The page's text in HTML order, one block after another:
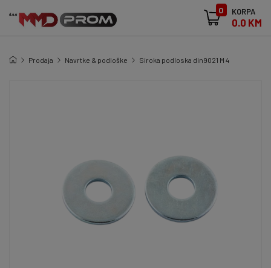
0 KORPA
0.0 KM
Prodaja Navrtke & podloške Siroka podloska din9021 M 4